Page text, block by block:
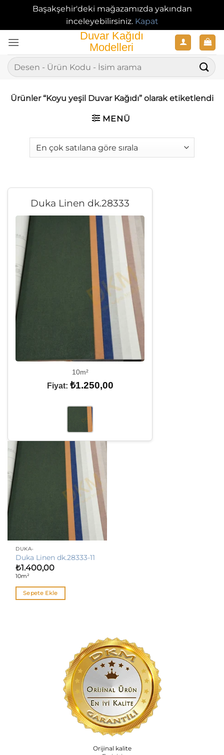
Başakşehir'deki mağazamızda yakından
inceleyebilirsiniz. Kapat
atla
Ara:
Ürünler “Koyu yeşil Duvar Kağıdı” olarak etiketlendi
MENÜ
Duka Linen dk.28333
10m²
Fiyat: ₺1.250,00
DUKA-
Duka Linen dk.28333-11
₺1.400,00
10m²
Sepete Ekle
Orijinal kalite